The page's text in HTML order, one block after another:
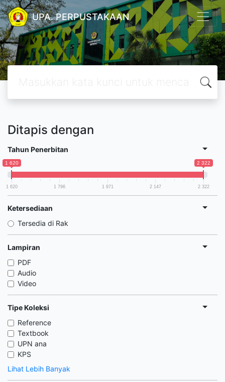
UPA. PERPUSTAKAAN
Ditapis dengan
Tahun Penerbitan
1 620 2 322
1 620 1 796 1 971 2 147 2 322
Ketersediaan
Tersedia di Rak
Lampiran
PDF
Audio
Video
Tipe Koleksi
Reference
Textbook
UPN ana
KPS
Lihat Lebih Banyak